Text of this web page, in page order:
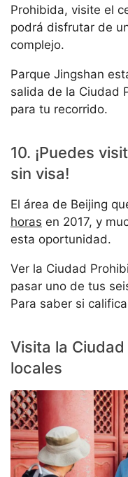
Prohibida, visite el
podrá disfrutar de
complejo.
Parque Jingshan
salida de la Ciudad
para tu recorrido.
10. ¡Puedes
sin visa!
El área de Beijing
horas en 2017, y
esta oportunidad.
Ver la Ciudad
pasar uno de tus
Para saber si
Visita la
locales